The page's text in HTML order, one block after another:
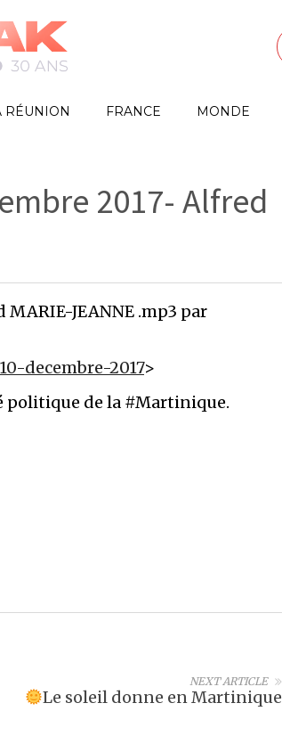
RÉUNION FRANCE MONDE
2017- Alfred
JEANNE .mp3 par
decembre-2017>
politique de la #Martinique.
NEXT ARTICLE
Le soleil donne en Martinique